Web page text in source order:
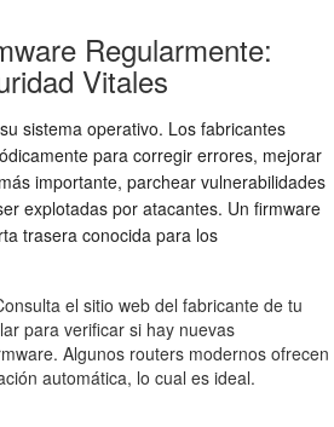
Regularmente:
Vitales
sistema operativo. Los fabricantes
para corregir errores, mejorar
importante, parchear vulnerabilidades
explotadas por atacantes. Un firmware
trasera conocida para los
el sitio web del fabricante de tu
para verificar si hay nuevas
Algunos routers modernos ofrecen
automática, lo cual es ideal.